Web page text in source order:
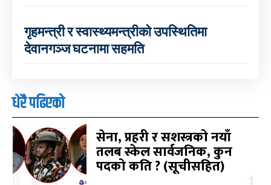
गृहमन्त्री र स्वास्थ्यमन्त्रीको उपस्थितिमा
देवानगञ्ज घटनामा सहमति
धेरै पढिएको
सेना, प्रहरी र सशस्त्रको नयाँ
तलब स्केल सार्वजनिक, कुन
पदको कति ? (सूचीसहित)